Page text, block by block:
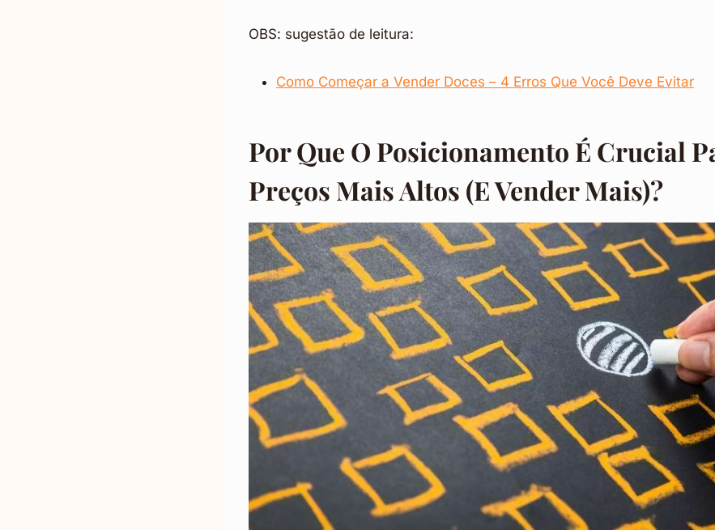
OBS: sugestão de leitura:
Como Começar a Vender Doces – 4 Erros Que Você Deve Evitar
Por Que O Posicionamento É Crucial
Preços Mais Altos (e Vender Mais)?